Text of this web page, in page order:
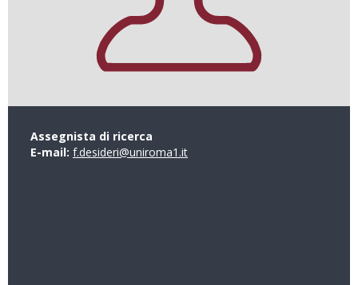
Assegnista di ricerca
E-mail: f.desideri@uniroma1.it